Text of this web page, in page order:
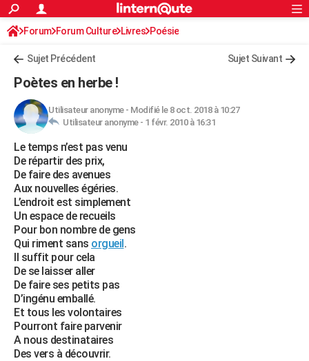
ACTUALITÉS
Politique
Société
Faits Divers
Education
Monde
Villes
+
FINANCE
Retraite
Impôts
Epargne
Immobilier
Risques naturels par ville
Banque
Assurance
Crédit
AUTO
Essais
Réserver un essai
Citadines
Berlines
SUV
Forum auto
+HIGH-TECH
Mobiles
Meilleur smartphone
Internet
Ordinateurs
Jeux vidéo
Guide high-tech
+BRICOLAGE
Forum
Aménagement intérieur
Extérieur
Cuisine
Salle de bains
Jardinage
Rangement
WEEK-END
Guides de France
Escapades
Patrimoine
Expositions
Musées
Week-end nature
+LIFESTYLE
Art de vivre
Bien-être
Loisirs
ModeModes de vie
SANTE
Alimentation
Guide de la santé
Maladies
Médicaments
Sommeil
VOYAGE
Destinations
City break
Voyage nature
Voyage de noces
Forum
Climat
+PHOTO
GUIDES D'ACHAT
S'inscrire
Connexion
Forum Forum Culture Livres Poésie
Sujet Précédent Sujet Suivant
Poètes en herbe !
Utilisateur anonyme- Modifié le 8 oct. 2018 à 10:27
Utilisateur anonyme - 1 févr. 2010 à 16:31
Le temps n’est pas venu
De répartir des prix,
De faire des avenues
Aux nouvelles égéries.
L’endroit est simplement
Un espace de recueils
Pour bon nombre de gens
Qui riment sans orgueil.
Il suffit pour cela
De se laisser aller
De faire ses petits pas
D’ingénu emballé.
Et tous les volontaires
Pourront faire parvenir
A nous destinataires
Des vers à découvrir.